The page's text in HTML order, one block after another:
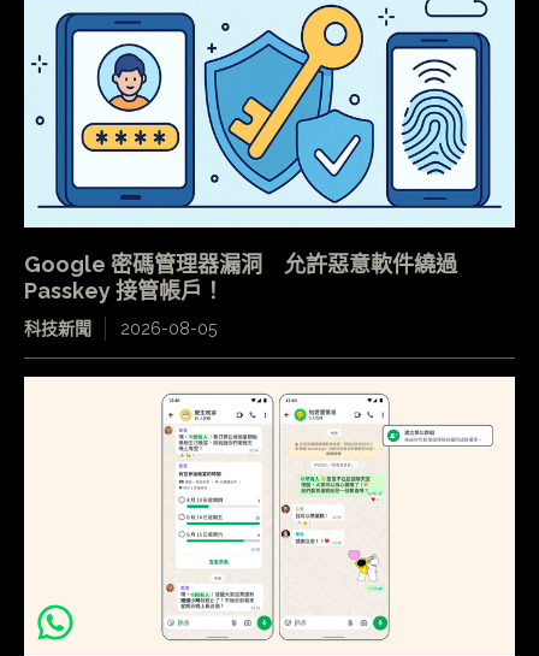
Google 密碼管理器漏洞 允許惡意軟件繞過
Passkey 接管帳戶！
科技新聞 2026-08-05